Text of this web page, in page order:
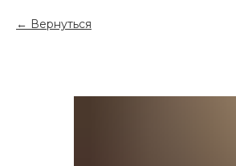
Вернуться